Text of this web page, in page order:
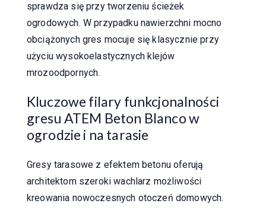
sprawdza się przy tworzeniu ścieżek
ogrodowych. W przypadku nawierzchni mocno
obciążonych gres mocuje się klasycznie przy
użyciu wysokoelastycznych klejów
mrozoodpornych.
Kluczowe filary funkcjonalności
gresu ATEM Beton Blanco w
ogrodzie i na tarasie
Gresy tarasowe z efektem betonu oferują
architektom szeroki wachlarz możliwości
kreowania nowoczesnych otoczeń domowych.